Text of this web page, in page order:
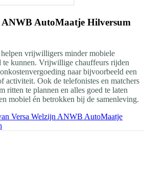
ANWB AutoMaatje Hilversum
vrijwilligers minder mobiele
te kunnen. Vrijwillige chauffeurs rijden
naar bijvoorbeeld een
activiteit. Ook de telefonistes en matchers
te plannen en alles goed te laten
mobiel én betrokken bij de samenleving.
Versa Welzijn ANWB AutoMaatje